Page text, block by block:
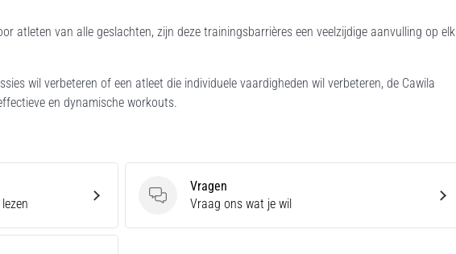
atleten van alle geslachten, zijn deze trainingsbarrières een veelzijdige aanvulling op elk
wil verbeteren of een atleet die individuele vaardigheden wil verbeteren, de Cawila
en dynamische workouts.
Vragen
Vragen
Vraag ons wat je wil